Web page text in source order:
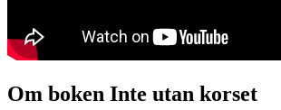
Om boken Inte utan korset